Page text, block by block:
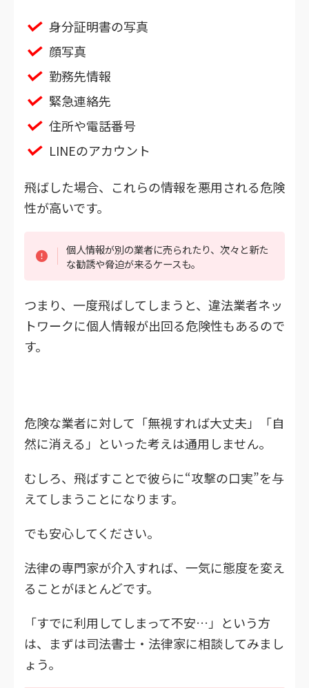
身分証明書の写真
顔写真
勤務先情報
緊急連絡先
住所や電話番号
LINEのアカウント
飛ばした場合、これらの情報を悪用される危険
性が高いです。
個人情報が別の業者に売られたり、次々と新た
な勧誘や脅迫が来るケースも。
つまり、一度飛ばしてしまうと、違法業者ネッ
トワークに個人情報が出回る危険性もあるので
す。
危険な業者に対して「無視すれば大丈夫」「自
然に消える」といった考えは通用しません。
むしろ、飛ばすことで彼らに“攻撃の口実”を与
えてしまうことになります。
でも安心してください。
法律の専門家が介入すれば、一気に態度を変え
ることがほとんどです。
「すでに利用してしまって不安…」という方
は、まずは司法書士・法律家に相談してみまし
ょう。